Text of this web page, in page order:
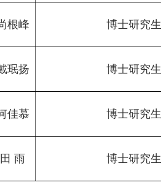
根峰 博士研究生
珉扬 博士研究生
佳慕 博士研究生
田 雨 博士研究生